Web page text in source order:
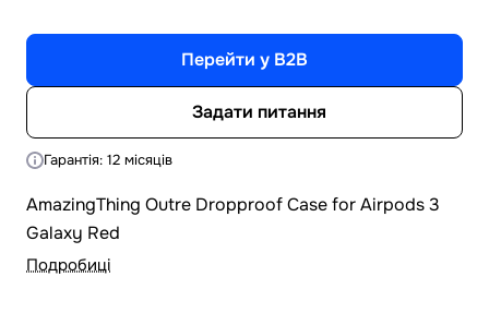
Перейти у B2B
Задати питання
Гарантія: 12 місяців
AmazingThing Outre Dropproof Case for Airpods 3
Galaxy Red
Подробиці